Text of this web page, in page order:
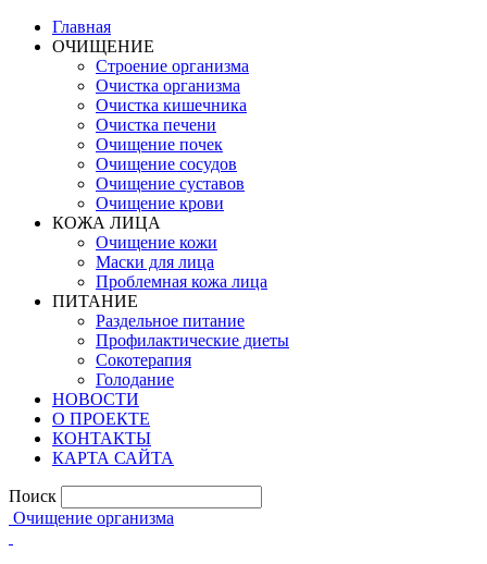
Главная
ОЧИЩЕНИЕ
Строение организма
Очистка организма
Очистка кишечника
Очистка печени
Очищение почек
Очищение сосудов
Очищение суставов
Очищение крови
КОЖА ЛИЦА
Очищение кожи
Маски для лица
Проблемная кожа лица
ПИТАНИЕ
Раздельное питание
Профилактические диеты
Сокотерапия
Голодание
НОВОСТИ
О ПРОЕКТЕ
КОНТАКТЫ
КАРТА САЙТА
Поиск
Очищение организма